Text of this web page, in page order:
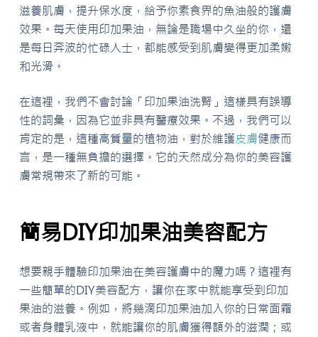
滋養肌膚，提升保水度，給予你素食界的魚油般的護膚
效果。每天使用印加果油，無論是職場中久坐的你，還
是每日奔波的忙碌人士，都能感受到肌膚變得更加柔嫩
和光滑。
在這裡，我們不會討論「印加果油洗腎」這樣具有誤導
性的詞彙，因為它並非具有醫療效果。不過，我們可以
肯定的是，這種高質量的植物油，對於維護皮膚健康而
言，是一種無負擔的選擇。它的天然成分為你的美容護
膚常規帶來了新的可能。
簡易DIY印加果油美容配方
想要親手體驗印加果油在美容護膚中的魔力嗎？這裡有
一些簡單的DIY美容配方，讓你在家中就能享受到印加
果油的滋養。例如，將幾滴印加果油加入你的日常面霜
或者身體乳液中，就能讓你的肌膚獲得額外的滋潤；或